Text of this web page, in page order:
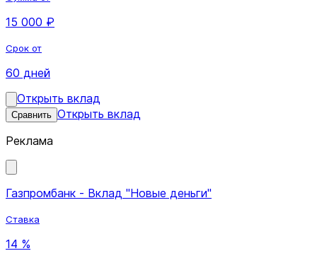
15 000 ₽
Срок от
60 дней
Открыть вклад
Сравнить Открыть вклад
Реклама
Газпромбанк - Вклад "Новые деньги"
Ставка
14 %